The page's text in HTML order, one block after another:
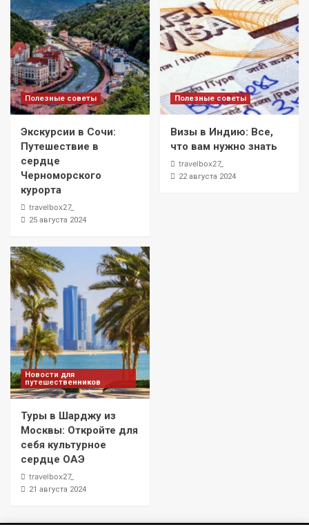
Полезные советы
Экскурсии в Сочи:
Путешествие в
сердце
Черноморского
курорта
travelbox27_
25 августа 2024
Полезные советы
Визы в Индию: Все,
что вам нужно знать
travelbox27_
22 августа 2024
Новости для
путешественников
Туры в Шарджу из
Москвы: Откройте для
себя культурное
сердце ОАЭ
travelbox27_
21 августа 2024